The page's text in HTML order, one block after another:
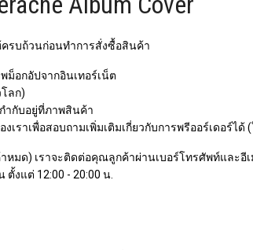
ครบถ้วนก่อนทำการสั่งซื้อสินค้า
ม็อกอัปจากอินเทอร์เน็ต
ลก)
ำกับอยู่ที่ภาพสินค้า
เพื่อสอบถามเพิ่มเติมเกี่ยวกับการพรีออร์เดอร์ได้
มด) เราจะติดต่อคุณลูกค้าผ่านเบอร์โทรศัพท์และอี
ตั้งแต่ 12:00 - 20:00 น.